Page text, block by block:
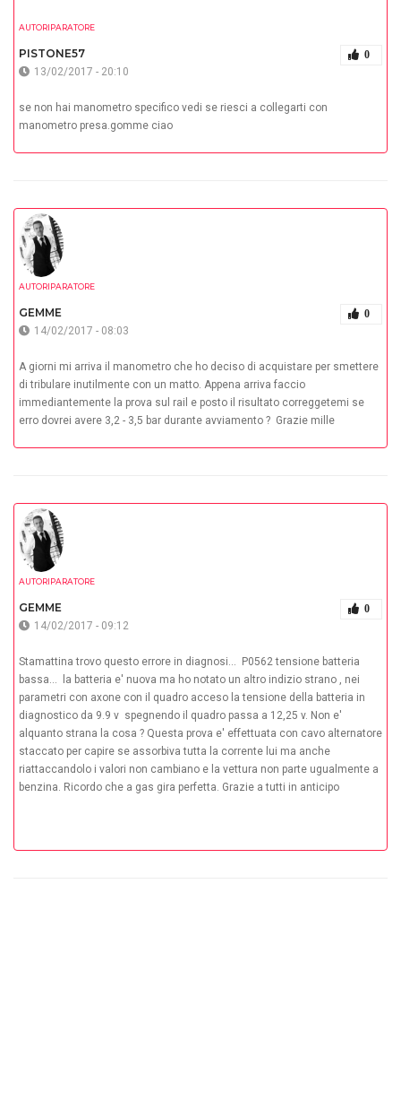
AUTORIPARATORE
PISTONE57 0
13/02/2017 - 20:10
se non hai manometro specifico vedi se riesci a collegarti con
manometro presa.gomme ciao
AUTORIPARATORE
GEMME 0
14/02/2017 - 08:03
A giorni mi arriva il manometro che ho deciso di acquistare per smettere
di tribulare inutilmente con un matto. Appena arriva faccio
immediantemente la prova sul rail e posto il risultato correggetemi se
erro dovrei avere 3,2 - 3,5 bar durante avviamento ? Grazie mille
AUTORIPARATORE
GEMME 0
14/02/2017 - 09:12
Stamattina trovo questo errore in diagnosi... P0562 tensione batteria
bassa... la batteria e' nuova ma ho notato un altro indizio strano , nei
parametri con axone con il quadro acceso la tensione della batteria in
diagnostico da 9.9 v spegnendo il quadro passa a 12,25 v. Non e'
alquanto strana la cosa ? Questa prova e' effettuata con cavo alternatore
staccato per capire se assorbiva tutta la corrente lui ma anche
riattaccandolo i valori non cambiano e la vettura non parte ugualmente a
benzina. Ricordo che a gas gira perfetta. Grazie a tutti in anticipo